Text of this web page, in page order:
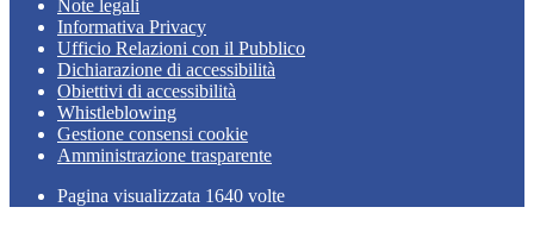
Note legali
Informativa Privacy
Ufficio Relazioni con il Pubblico
Dichiarazione di accessibilità
Obiettivi di accessibilità
Whistleblowing
Gestione consensi cookie
Amministrazione trasparente
Pagina visualizzata 1640 volte